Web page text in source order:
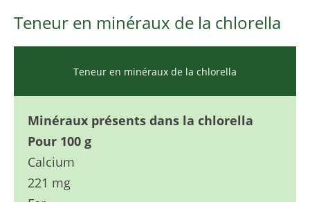
Teneur en minéraux de la chlorella
Teneur en minéraux de la chlorella
Minéraux présents dans la chlorella
Pour 100 g
Calcium
221 mg